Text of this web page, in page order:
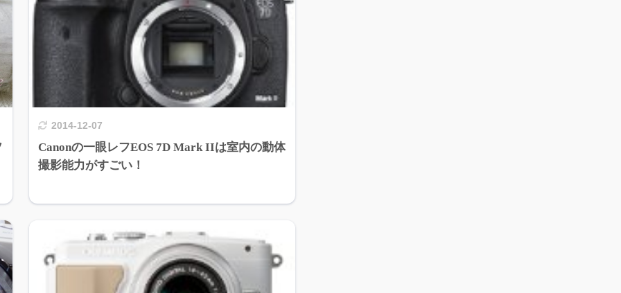
2014-12-07
Canonの一眼レフEOS 7D Mark IIは室内の動体
撮影能力がすごい！